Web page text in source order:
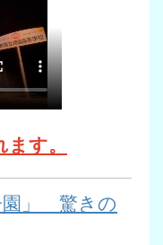
す。
園」 驚きの